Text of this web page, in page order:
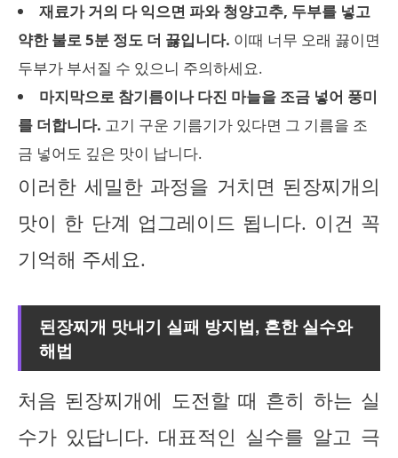
재료가 거의 다 익으면 파와 청양고추, 두부를 넣고
약한 불로 5분 정도 더 끓입니다. 이때 너무 오래 끓이면
두부가 부서질 수 있으니 주의하세요.
마지막으로 참기름이나 다진 마늘을 조금 넣어 풍미
를 더합니다. 고기 구운 기름기가 있다면 그 기름을 조
금 넣어도 깊은 맛이 납니다.
이러한 세밀한 과정을 거치면 된장찌개의
맛이 한 단계 업그레이드 됩니다. 이건 꼭
기억해 주세요.
된장찌개 맛내기 실패 방지법, 흔한 실수와
해법
처음 된장찌개에 도전할 때 흔히 하는 실
수가 있답니다. 대표적인 실수를 알고 극